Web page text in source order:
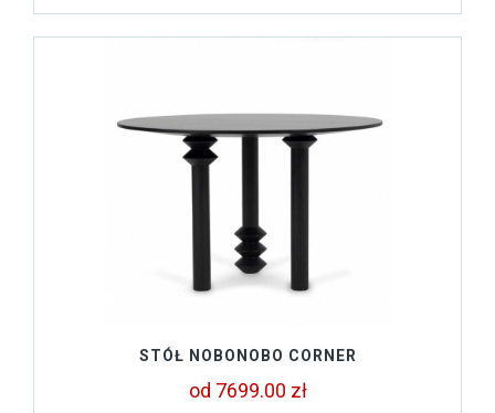
STÓŁ NOBONOBO CORNER
od 7699.00 zł